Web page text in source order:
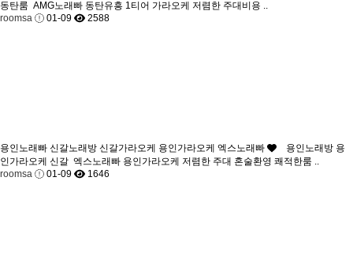
동탄룸 AMG노래빠 동탄유흥 1티어 가라오케 저렴한 주대비용 ..
roomsa
01-09 2588
용인노래빠 신갈노래방 신갈가라오케 용인가라오케 엑스노래빠
용인노래방 용
인가라오케 신갈 엑스노래빠 용인가라오케 저렴한 주대 혼술환영 쾌적한룸 ..
roomsa
01-09 1646